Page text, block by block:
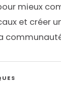
mieux
et créer